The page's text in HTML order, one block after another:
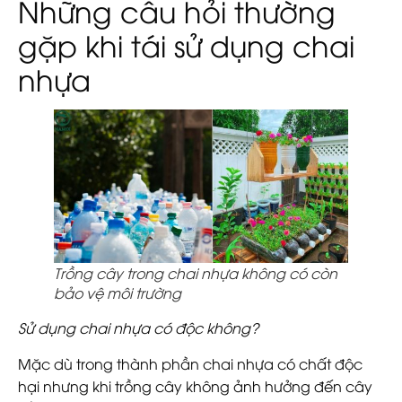
Những câu hỏi thường
gặp khi tái sử dụng chai
nhựa
Trồng cây trong chai nhựa không có còn
bảo vệ môi trường
Sử dụng chai nhựa có độc không?
Mặc dù trong thành phần chai nhựa có chất độc
hại nhưng khi trồng cây không ảnh hưởng đến cây